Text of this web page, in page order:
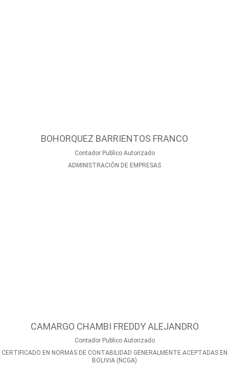
BOHORQUEZ BARRIENTOS FRANCO
Contador Publico Autorizado
ADMINISTRACIÓN DE EMPRESAS
CAMARGO CHAMBI FREDDY ALEJANDRO
Contador Publico Autorizado
CERTIFICADO EN NORMAS DE CONTABILIDAD GENERALMENTE ACEPTADAS EN
BOLIVIA (NCGA)